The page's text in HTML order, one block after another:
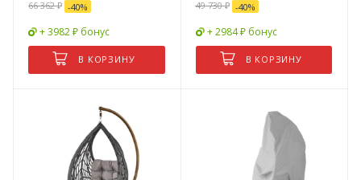
66 362₽ -40%
+ 3982 ₽ бонус
В КОРЗИНУ
49 730₽ -40%
+ 2984 ₽ бонус
В КОРЗИНУ